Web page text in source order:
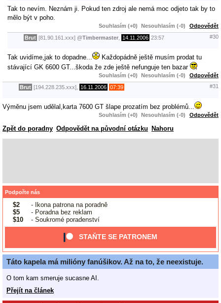
Tak to nevím. Neznám ji. Pokud ten zdroj ale nemá moc odjeto tak by to
mělo být v poho.
Souhlasím (+0) Nesouhlasím (-0) Odpovědět
Brut [81.90.161.xxx] @Timbermaster 14.11.2006 23:57 #30
Tak uvidíme,jak to dopadne...
Každopádně ještě musím prodat tu
stávající GK 6600 GT...škoda že zde ještě nefunguje ten bazar
Souhlasím (+0) Nesouhlasím (-0) Odpovědět
Brut [194.228.235.xxx], 16.11.2006 07:39 #31
Výměnu jsem udělal,karta 7600 GT šlape prozatím bez problémů...
Souhlasím (+0) Nesouhlasím (-0) Odpovědět
Zpět do poradny Odpovědět na původní otázku Nahoru
Podpořte nás
$2
- Ikona patrona na poradně
$5
- Poradna bez reklam
$10
- Soukromé poradenství
STAŇTE SE PATRONEM
Táto kapela má milióny fanúšikov. Až na to, že neexistuje.
O tom kam smeruje sucasne AI.
Přejít na článek